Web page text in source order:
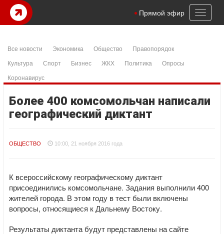
Toggle
Прямой эфир
Все новости Экономика Общество
Правопорядок
Культура
Спорт Бизнес ЖКХ Политика
Опросы
Коронавирус
Более 400 комсомольчан написали
географический диктант
ОБЩЕСТВО 10:00, 21 ноября 2016 года
К всероссийскому географическому диктант
присоединились комсомольчане. Задания выполнили 400
жителей города. В этом году в тест были включены
вопросы, относящиеся к Дальнему Востоку.
Результаты диктанта будут представлены на сайте